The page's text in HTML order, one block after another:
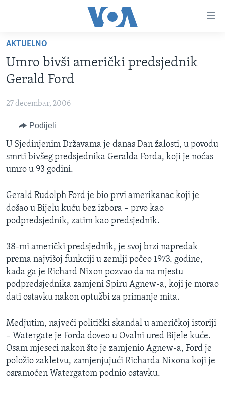
glavni
sadržaj
Pređi
na
glavnu
pretragu
TV PROGRAM
VIJESTI
SJEDINJENE AMERIČKE DRŽAVE
BOSNA I HERCEGOVINA
NAUKA I TEHNOLOGIJA
SPECIJALNI PROJEKTI
KORUPCIJA
ŽENSKA STRANA
IZBJEGLIČKA STRANA
O GLASU AMERIKE
Learning English
Jezici
AKTUELNO
Umro bivši američki predsjednik
Gerald Ford
27 decembar, 2006
Podijeli
U Sjedinjenim Državama je danas Dan žalosti, u povodu
smrti bivšeg predsjednika Geralda Forda, koji je noćas
umro u 93 godini.
Gerald Rudolph Ford je bio prvi amerikanac koji je
došao u Bijelu kuću bez izbora – prvo kao
podpredsjednik, zatim kao predsjednik.
38-mi američki predsjednik, je svoj brzi napredak
prema najvišoj funkciji u zemlji počeo 1973. godine,
kada ga je Richard Nixon pozvao da na mjestu
podpredsjednika zamjeni Spiru Agnew-a, koji je morao
dati ostavku nakon optužbi za primanje mita.
Medjutim, najveći politički skandal u američkoj istoriji
– Watergate je Forda doveo u Ovalni ured Bijele kuće.
Osam mjeseci nakon što je zamjenio Agnew-a, Ford je
položio zakletvu, zamjenjujući Richarda Nixona koji je
osramoćen Watergatom podnio ostavku.